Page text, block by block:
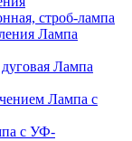
строб-лампа
Лампа
Лампа
Лампа с
с УФ-